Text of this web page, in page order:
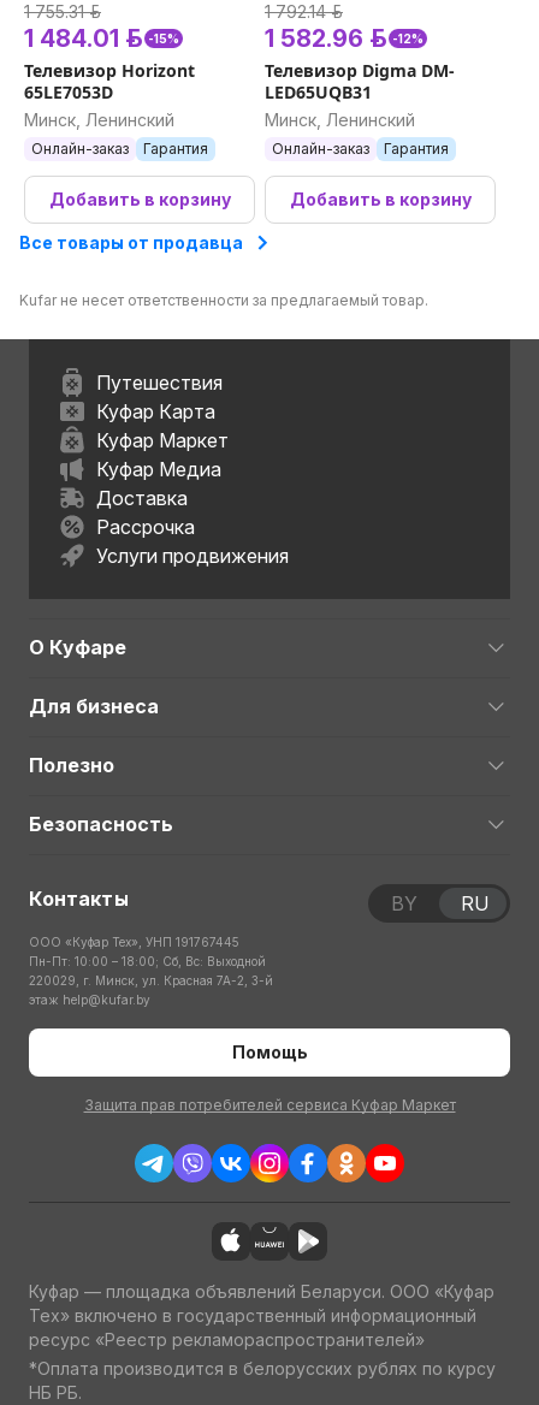
1 755.31 р.
1 484.01 р. -15%
Телевизор Horizont
65LE7053D
Минск, Ленинский
Онлайн-заказ Гарантия
Добавить в корзину
1 792.14 р.
1 582.96 р. -12%
Телевизор Digma DM-
LED65UQB31
Минск, Ленинский
Онлайн-заказ Гарантия
Добавить в корзину
Все товары от продавца
Kufar не несет ответственности за предлагаемый товар.
Путешествия
Куфар Карта
Куфар Маркет
Куфар Медиа
Доставка
Рассрочка
Услуги продвижения
О Куфаре
Для бизнеса
Полезно
Безопасность
Контакты
ООО «Куфар Тех», УНП 191767445
Пн-Пт: 10:00 – 18:00; Сб, Вс: Выходной
220029, г. Минск, ул. Красная 7А-2, 3-й
этаж help@kufar.by
Помощь
Защита прав потребителей сервиса Куфар Маркет
BY RU
Куфар — площадка объявлений Беларуси. ООО «Куфар
Тех» включено в государственный информационный
ресурс «Реестр рекламораспространителей»
*Оплата производится в белорусских рублях по курсу
НБ РБ.